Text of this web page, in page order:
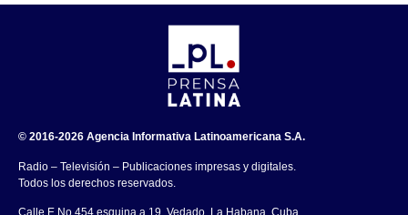
© 2016-2026 Agencia Informativa Latinoamericana S.A.
Radio – Televisión – Publicaciones impresas y digitales.
Todos los derechos reservados.
Calle E No.454 esquina a 19, Vedado, La Habana, Cuba.